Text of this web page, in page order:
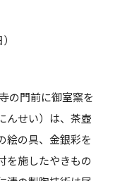
の門前に御室窯を
んせい）は、茶壺
絵の具、金銀彩を
を施したやきもの